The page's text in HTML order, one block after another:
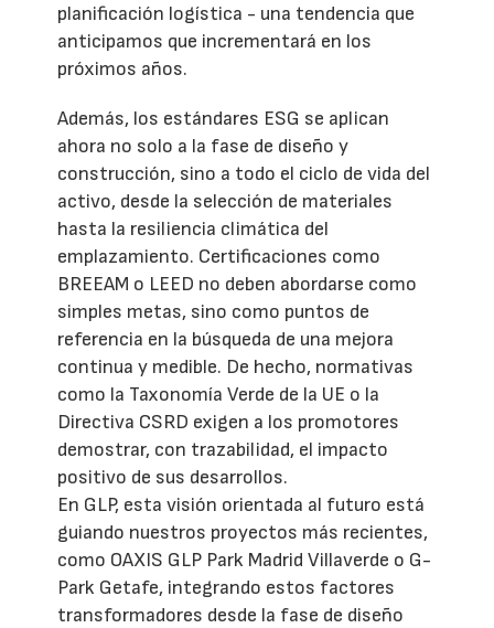
planificación logística - una tendencia que
anticipamos que incrementará en los
próximos años.
Además, los estándares ESG se aplican
ahora no solo a la fase de diseño y
construcción, sino a todo el ciclo de vida del
activo, desde la selección de materiales
hasta la resiliencia climática del
emplazamiento. Certificaciones como
BREEAM o LEED no deben abordarse como
simples metas, sino como puntos de
referencia en la búsqueda de una mejora
continua y medible. De hecho, normativas
como la Taxonomía Verde de la UE o la
Directiva CSRD exigen a los promotores
demostrar, con trazabilidad, el impacto
positivo de sus desarrollos.
En GLP, esta visión orientada al futuro está
guiando nuestros proyectos más recientes,
como OAXIS GLP Park Madrid Villaverde o G-
Park Getafe, integrando estos factores
transformadores desde la fase de diseño